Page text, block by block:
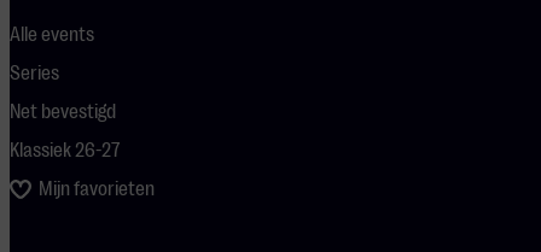
Alle events
Series
Net bevestigd
Klassiek 26-27
Mijn favorieten